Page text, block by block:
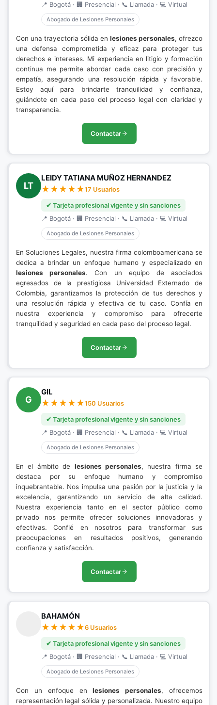
📍 Bogotá · 🏢 Presencial · 📞 Llamada · 💻 Virtual
Abogado de Lesiones Personales
Con una trayectoria sólida en lesiones personales, ofrezco
una defensa comprometida y eficaz para proteger tus
derechos e intereses. Mi experiencia en litigio y formación
continua me permite abordar cada caso con precisión y
empatía, asegurando una resolución rápida y favorable.
Estoy aquí para brindarte tranquilidad y confianza,
guiándote en cada paso del proceso legal con claridad y
transparencia.
Contactar
LT
LEIDY TATIANA MUÑOZ HERNANDEZ
17 Usuarios
✔ Tarjeta profesional vigente y sin sanciones
📍 Bogotá · 🏢 Presencial · 📞 Llamada · 💻 Virtual
Abogado de Lesiones Personales
En Soluciones Legales, nuestra firma colomboamericana se
dedica a brindar un enfoque humano y especializado en
lesiones personales. Con un equipo de asociados
egresados de la prestigiosa Universidad Externado de
Colombia, garantizamos la protección de tus derechos y
una resolución rápida y efectiva de tu caso. Confía en
nuestra experiencia y compromiso para ofrecerte
tranquilidad y seguridad en cada paso del proceso legal.
Contactar
G
GIL
150 Usuarios
✔ Tarjeta profesional vigente y sin sanciones
📍 Bogotá · 🏢 Presencial · 📞 Llamada · 💻 Virtual
Abogado de Lesiones Personales
En el ámbito de lesiones personales, nuestra firma se
destaca por su enfoque humano y compromiso
inquebrantable. Nos impulsa una pasión por la justicia y la
excelencia, garantizando un servicio de alta calidad.
Nuestra experiencia tanto en el sector público como
privado nos permite ofrecer soluciones innovadoras y
efectivas. Confié en nosotros para transformar sus
preocupaciones en resultados positivos, generando
confianza y satisfacción.
Contactar
BAHAMÓN
6 Usuarios
✔ Tarjeta profesional vigente y sin sanciones
📍 Bogotá · 🏢 Presencial · 📞 Llamada · 💻 Virtual
Abogado de Lesiones Personales
Con un enfoque enlesiones personales, ofrecemos
representación legal sólida y personalizada. Nuestro equipo